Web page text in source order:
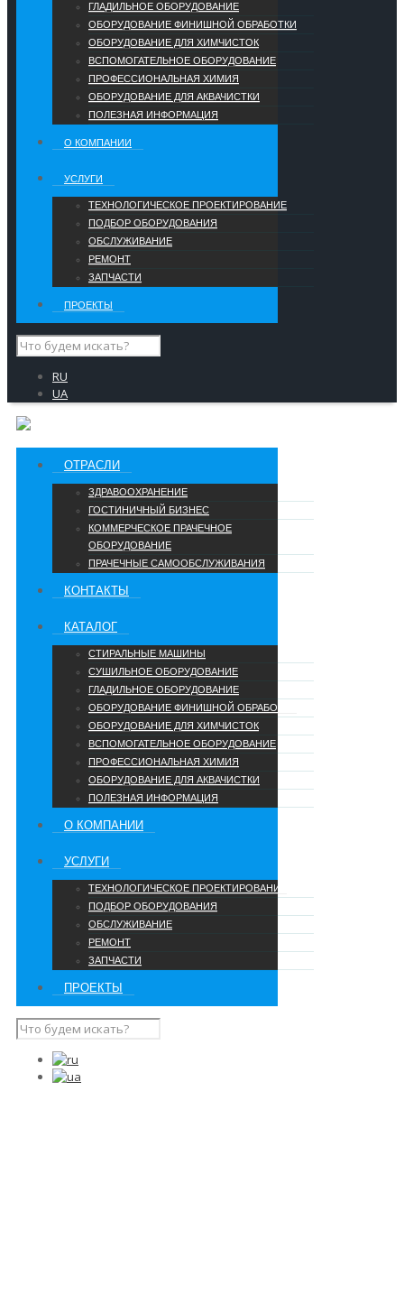
ГЛАДИЛЬНОЕ ОБОРУДОВАНИЕ
ОБОРУДОВАНИЕ ФИНИШНОЙ ОБРАБОТКИ
ОБОРУДОВАНИЕ ДЛЯ ХИМЧИСТОК
ВСПОМОГАТЕЛЬНОЕ ОБОРУДОВАНИЕ
ПРОФЕССИОНАЛЬНАЯ ХИМИЯ
ОБОРУДОВАНИЕ ДЛЯ АКВАЧИСТКИ
ПОЛЕЗНАЯ ИНФОРМАЦИЯ
О КОМПАНИИ
УCЛУГИ
ТЕХНОЛОГИЧЕСКОЕ ПРОЕКТИРОВАНИЕ
ПОДБОР ОБОРУДОВАНИЯ
ОБСЛУЖИВАНИЕ
РЕМОНТ
ЗАПЧАСТИ
ПРОЕКТЫ
RU
UA
ОТРАСЛИ
ЗДРАВООХРАНЕНИЕ
ГОСТИНИЧНЫЙ БИЗНЕС
КОММЕРЧЕСКОЕ ПРАЧЕЧНОЕ
ОБОРУДОВАНИЕ
ПРАЧЕЧНЫЕ САМООБСЛУЖИВАНИЯ
КОНТАКТЫ
КАТАЛОГ
СТИРАЛЬНЫЕ МАШИНЫ
СУШИЛЬНОЕ ОБОРУДОВАНИЕ
ГЛАДИЛЬНОЕ ОБОРУДОВАНИЕ
ОБОРУДОВАНИЕ ФИНИШНОЙ ОБРАБОТКИ
ОБОРУДОВАНИЕ ДЛЯ ХИМЧИСТОК
ВСПОМОГАТЕЛЬНОЕ ОБОРУДОВАНИЕ
ПРОФЕССИОНАЛЬНАЯ ХИМИЯ
ОБОРУДОВАНИЕ ДЛЯ АКВАЧИСТКИ
ПОЛЕЗНАЯ ИНФОРМАЦИЯ
О КОМПАНИИ
УCЛУГИ
ТЕХНОЛОГИЧЕСКОЕ ПРОЕКТИРОВАНИЕ
ПОДБОР ОБОРУДОВАНИЯ
ОБСЛУЖИВАНИЕ
РЕМОНТ
ЗАПЧАСТИ
ПРОЕКТЫ